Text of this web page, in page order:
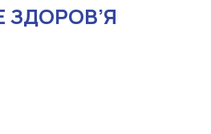
ЗДОРОВ’Я